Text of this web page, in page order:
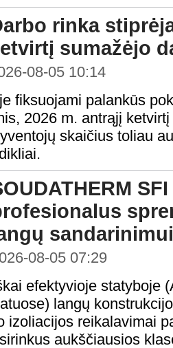
rinka
sumažėjo
08-05 10:14
fiksuojami palankūs
2026 m. antrąjį
skaičius toliau
08-05 07:29
efektyvioje statyboje
langų
izoliacijos reikalavimai
aukščiausios